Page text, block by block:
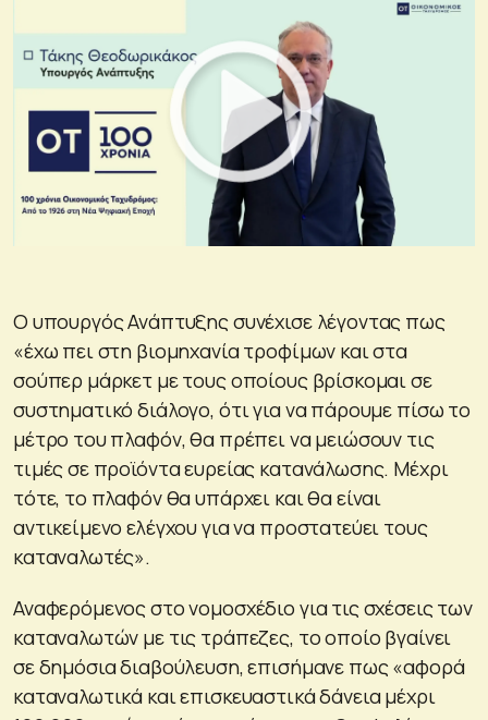
Ο υπουργός Ανάπτυξης συνέχισε λέγοντας πως
«έχω πει στη βιομηχανία τροφίμων και στα
σούπερ μάρκετ με τους οποίους βρίσκομαι σε
συστηματικό διάλογο, ότι για να πάρουμε πίσω το
μέτρο του πλαφόν, θα πρέπει να μειώσουν τις
τιμές σε προϊόντα ευρείας κατανάλωσης. Μέχρι
τότε, το πλαφόν θα υπάρχει και θα είναι
αντικείμενο ελέγχου για να προστατεύει τους
καταναλωτές».
Αναφερόμενος στο νομοσχέδιο για τις σχέσεις των
καταναλωτών με τις τράπεζες, το οποίο βγαίνει
σε δημόσια διαβούλευση, επισήμανε πως «αφορά
καταναλωτικά και επισκευαστικά δάνεια μέχρι